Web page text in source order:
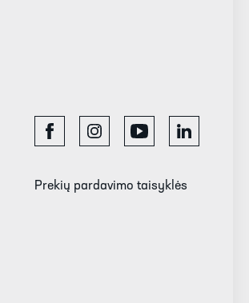
Prekių pardavimo taisyklės